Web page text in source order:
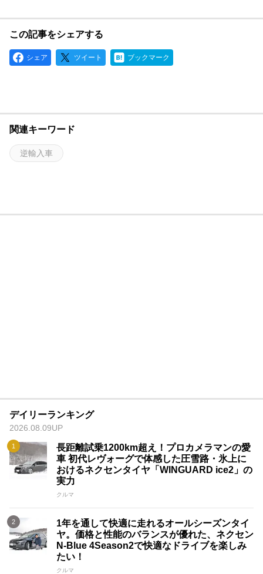
この記事をシェアする
シェア ツイート ブックマーク
関連キーワード
逆輸入車
デイリーランキング
2026.08.09UP
長距離試乗1200km超え！プロカメラマンの愛
車 初代レヴォーグで体感した圧雪路・氷上に
おけるネクセンタイヤ「WINGUARD ice2」の
実力
クルマ
1年を通して快適に走れるオールシーズンタイ
ヤ。価格と性能のバランスが優れた、ネクセン
N-Blue 4Season2で快適なドライブを楽しみ
たい！
クルマ